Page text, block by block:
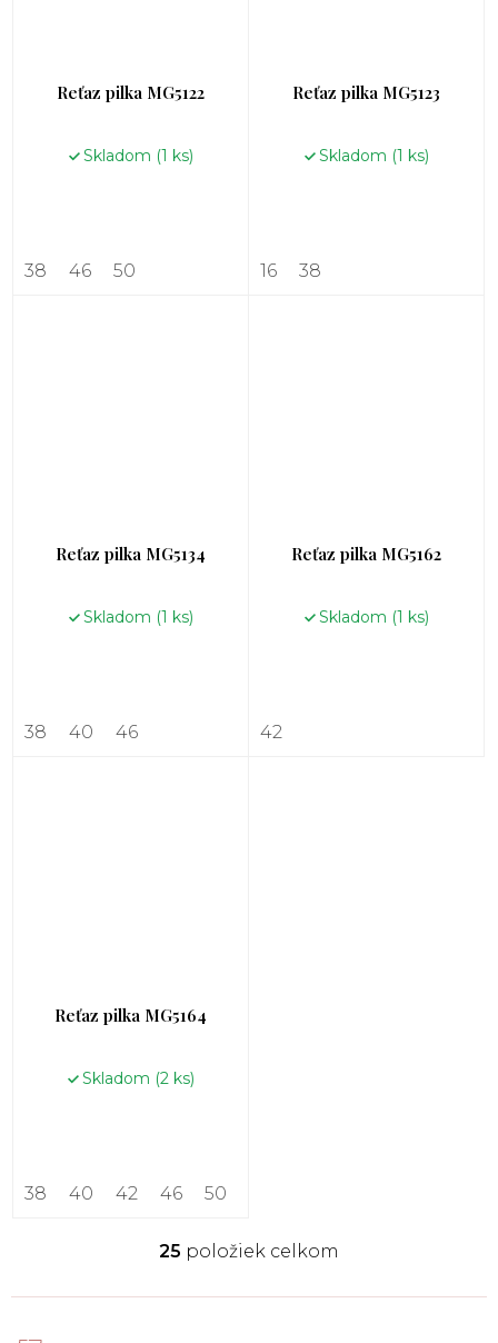
Reťaz pilka MG5122
Skladom (1 ks)
38 46 50
Reťaz pilka MG5123
Skladom (1 ks)
16 38
Reťaz pilka MG5134
Skladom (1 ks)
38 40 46
Reťaz pilka MG5162
Skladom (1 ks)
42
Reťaz pilka MG5164
Skladom (2 ks)
38 40 42 46 50
O
l
25 položiek celkom